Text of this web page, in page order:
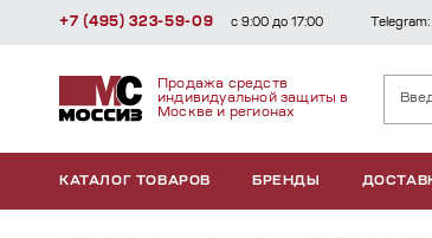
Продажа средств
индивидуальной защиты в
Москве и регионах
КАТАЛОГ ТОВАРОВ БРЕНДЫ
+7 (495) 323-59-09 с 9:00 до 17:00 Telegram: